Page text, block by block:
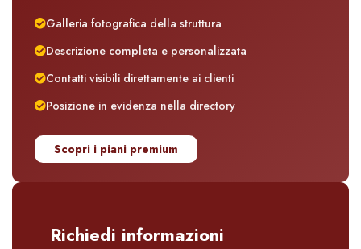
Galleria fotografica della struttura
Descrizione completa e personalizzata
Contatti visibili direttamente ai clienti
Posizione in evidenza nella directory
Scopri i piani premium
Richiedi informazioni